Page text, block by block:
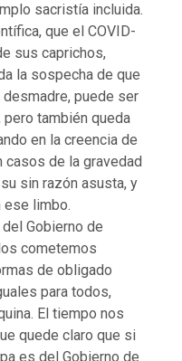
sacristía incluida.
que el COVID-
sus caprichos,
la sospecha de que
puede ser
también queda
en la creencia de
de la gravedad
sin razón asusta, y
ese limbo.
Gobierno de
cometemos
de obligado
para todos,
El tiempo nos
quede claro que si
es del Gobierno de